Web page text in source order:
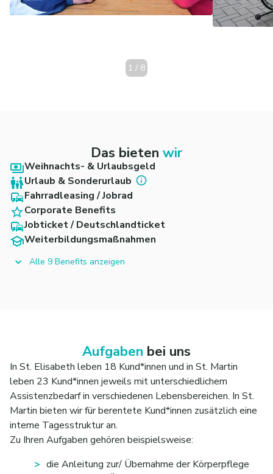
1 / 8
Das bieten wir
Weihnachts- & Urlaubsgeld
Urlaub & Sonderurlaub
Fahrradleasing / Jobrad
Corporate Benefits
Jobticket / Deutschlandticket
Weiterbildungsmaßnahmen
Alle 9 Benefits anzeigen
Aufgaben bei uns
In St. Elisabeth leben 18 Kund*innen und in St. Martin
leben 23 Kund*innen jeweils mit unterschiedlichem
Assistenzbedarf in verschiedenen Lebensbereichen. In St.
Martin bieten wir für berentete Kund*innen zusätzlich eine
interne Tagesstruktur an.
Zu Ihren Aufgaben gehören beispielsweise:
die Anleitung zur/ Übernahme der Körperpflege